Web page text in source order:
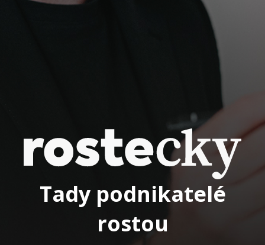
Tady podnikatelé
rostou